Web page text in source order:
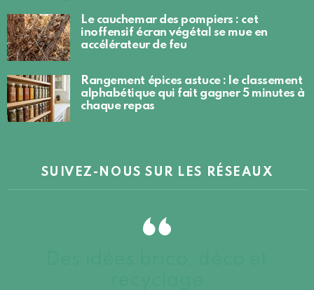
Le cauchemar des pompiers : cet
inoffensif écran végétal se mue en
accélérateur de feu
Rangement épices astuce : le classement
alphabétique qui fait gagner 5 minutes à
chaque repas
SUIVEZ-NOUS SUR LES RÉSEAUX